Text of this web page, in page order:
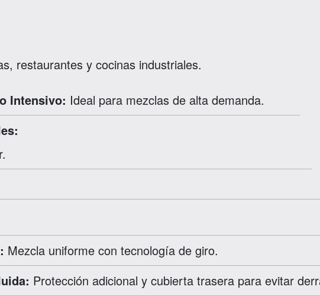
restaurantes y cocinas industriales.
Intensivo: Ideal para mezclas de alta demanda.
Mezcla uniforme con tecnología de giro.
Protección adicional y cubierta trasera para evitar